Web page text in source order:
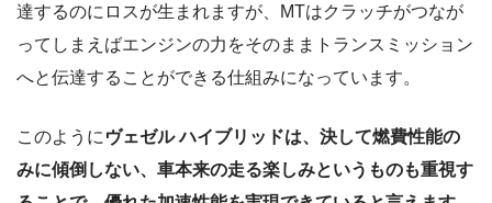
達するのにロスが生まれますが、MTはクラッチがつなが
ってしまえばエンジンの力をそのままトランスミッション
へと伝達することができる仕組みになっています。
このように ヴェゼル ハイブリッドは、決して燃費性能の
みに傾倒しない、車本来の走る楽しみというものも重視す